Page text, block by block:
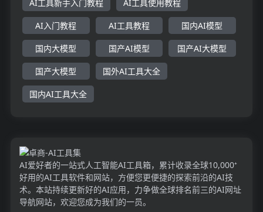
AI工具新手入门教程 AI工具使用教程
AI入门教程 AI工具教程 国内AI模型
国内大模型 国产AI模型 国产AI大模型
国产大模型 国外AI工具大全
国内AI工具大全
AI爱好者的一站式人工智能AI工具箱，累计收录全球10,000⁺
好用的AI工具软件和网站，方便您更便捷的探索前沿的AI技
术。本站持续更新好的AI应用，力争做全球排名前三的AI网址
导航网站，欢迎您成为我们的一员。